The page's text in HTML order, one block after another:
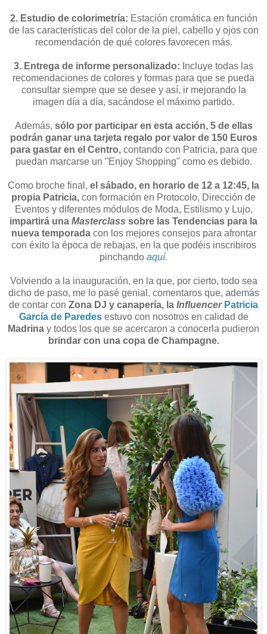
2. Estudio de colorimetría: Estación cromática en función
de las características del color de la piel, cabello y ojos con
recomendación de qué colores favorecen más.
3. Entrega de informe personalizado: Incluye todas las
recomendaciones de colores y formas para que se pueda
consultar siempre que se desee y así, ir mejorando la
imagen día a día, sacándose el máximo partido.
Además, sólo por participar en esta acción, 5 de ellas
podrán ganar una tarjeta regalo por valor de 150 Euros
para gastar en el Centro,contando con Patricia, para que
puedan marcarse un "Enjoy Shopping" como es debido.
Como broche final, el sábado, en horario de 12 a 12:45, la
propia Patricia, con formación en Protocolo, Dirección de
Eventos y diferentes módulos de Moda, Estilismo y Lujo,
impartirá una Masterclass sobre las Tendencias para la
nueva temporadacon los mejores consejos para afrontar
con éxito la época de rebajas, en la que podéis inscribiros
pinchando aquí.
Volviendo a la inauguración, en la que, por cierto, todo sea
dicho de paso, me lo pasé genial, comentaros que, además
de contar con Zona DJ y canapería, la Influencer Patricia
García de Paredes estuvo con nosotros en calidad de
Madrina y todos los que se acercaron a conocerla pudieron
brindar con una copa de Champagne.